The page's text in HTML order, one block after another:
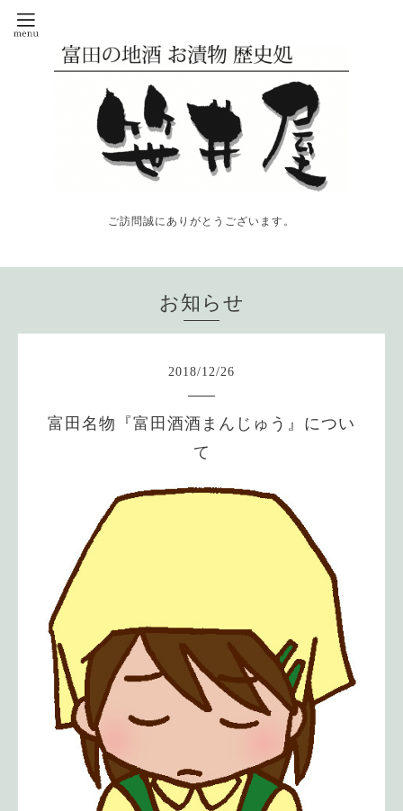
ご訪問誠にありがとうございます。
お知らせ
2018/12/26
富田名物『富田酒酒まんじゅう』につい
て